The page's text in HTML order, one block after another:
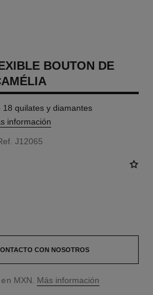
BOUTON DE
18 quilates y diamantes
información
J12065
CON NOSOTROS
MXN. Más información